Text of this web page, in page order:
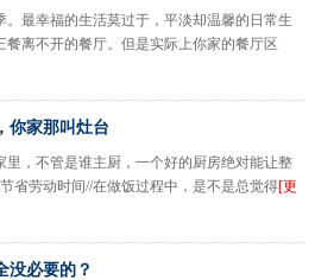
最幸福的生活莫过于，平淡却温馨的日常生
离不开的餐厅。但是实际上你家的餐厅区
你家那叫灶台
里，不管是谁主厨，一个好的厨房绝对能让整
省劳动时间//在做饭过程中，是不是总觉得[更
没必要的？